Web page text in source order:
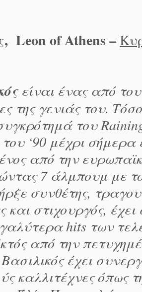
LeonofAthens–
είναι ένας από
της γενιάς του.
του
‘90 μέχρι
από την
7 άλμπουμ με
συνθέτης,
και στιχουργός,
hits των
από την
έχει
καλλιτέχνες όπως